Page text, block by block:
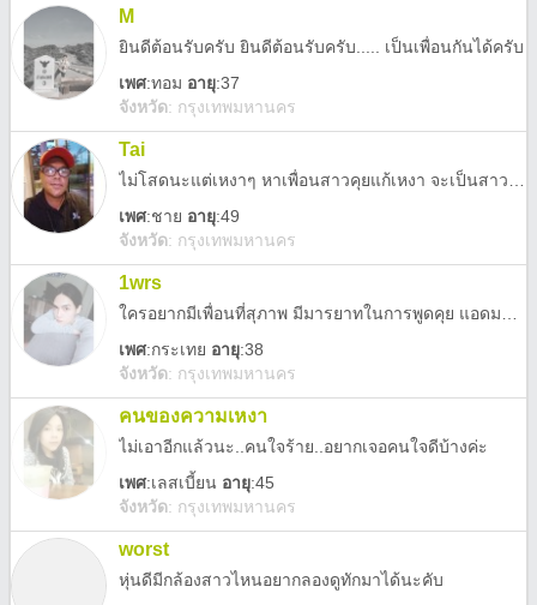
M
ยินดีต้อนรับครับ ยินดีต้อนรับครับ..... เป็นเพื่อนกันได้ครับ
เพศ:ทอม อายุ:37
จังหวัด: กรุงเทพมหานคร
Tai
เพศ:ชาย อายุ:49
จังหวัด: กรุงเทพมหานคร
1wrs
เพศ:กระเทย อายุ:38
จังหวัด: กรุงเทพมหานคร
คนของความเหงา
ไม่เอาอีกแล้วนะ..คนใจร้าย..อยากเจอคนใจดีบ้างค่ะ
เพศ:เลสเบี้ยน อายุ:45
จังหวัด: กรุงเทพมหานคร
worst
หุ่นดีมีกล้องสาวไหนอยากลองดูทักมาได้นะคับ